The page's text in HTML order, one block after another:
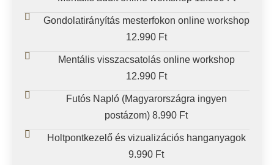
Gondolatirányítás mesterfokon online workshop
12.990 Ft
Mentális visszacsatolás online workshop
12.990 Ft
Futós Napló (Magyarországra ingyen
postázom) 8.990 Ft
Holtpontkezelő és vizualizációs hanganyagok
9.990 Ft